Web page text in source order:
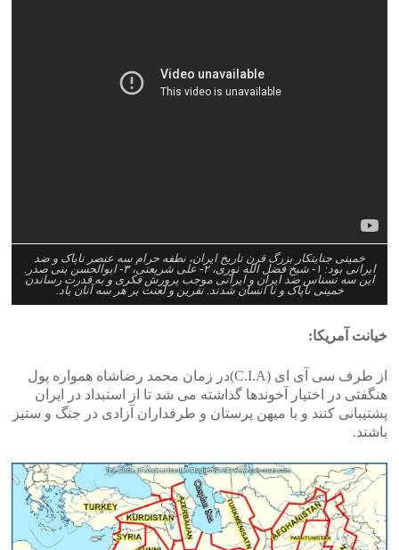
خمینی جنایتکار بزرگ قرن تاریخ ایران، نطفه حرام سه عنصر ناپاک و ضد
ایرانی بود: ۱- شیخ فضل الله نوری، ۲- علی شریعتی، ۳- ابوالحسن بنی صدر.
این سه نسناس ضد ایران و ایرانی موجب پرورش فکری و به قدرت رساندن
خمینی ناپاک و نا انسان شدند. نفرین و لعنت بر هر سه آنان باد.
خیانت آمریکا:
از طرف سی آی ای (C.I.A)در زمان محمد رضاشاه همواره پول
هنگفتی در اختیار آخوندها گذاشته می شد تا از استبداد در ایران
پشتیبانی کنند و با میهن پرستان و طرفداران آزادی در جنگ و ستیز
باشند.